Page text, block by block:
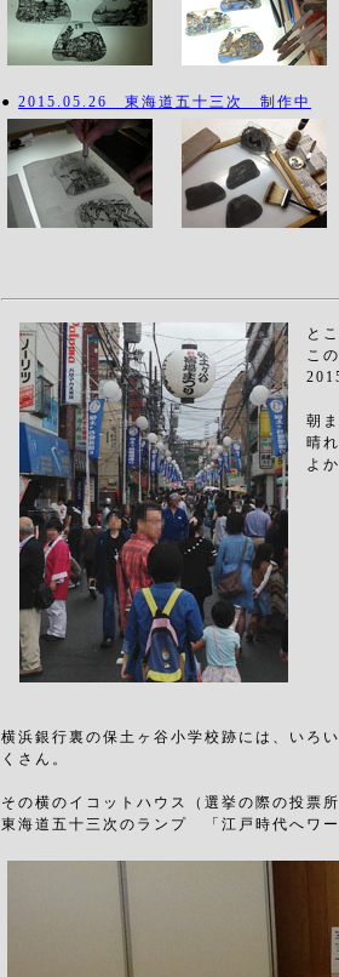
● 2015.05.26 東海道五十三次 制作中
と
こ
朝
晴
よ
横浜銀行裏の保土ヶ谷小学校跡には、いろ
くさん。
その横のイコットハウス（選挙の際の投票
東海道五十三次のランプ 「江戸時代へワ